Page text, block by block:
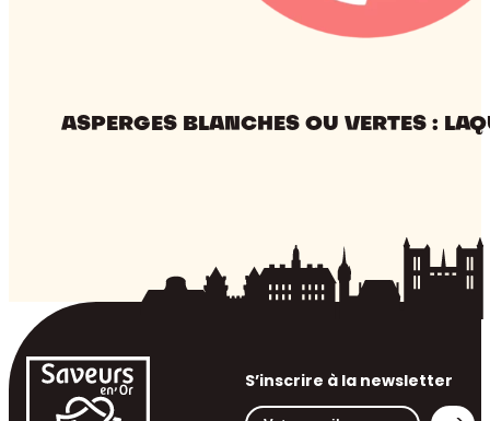
ASPERGES BLANCHES OU VERTES :
S’inscrire à la newsletter